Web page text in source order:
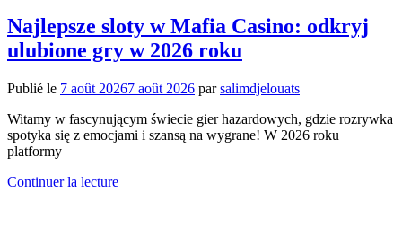
Najlepsze sloty w Mafia Casino: odkryj
ulubione gry w 2026 roku
Publié le 7 août 20267 août 2026 parsalimdjelouats
Witamy w fascynującym świecie gier hazardowych, gdzie rozrywka
spotyka się z emocjami i szansą na wygrane! W 2026 roku
platformy
Continuer la lecture